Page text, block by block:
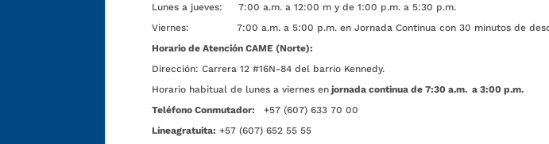
Lunes a jueves: 7:00 a.m. a 12:00 m y de 1:00 p.m. a 5:30 p.m.
Viernes: 7:00 a.m. a 5:00 p.m. en Jornada Continua con 30 minutos de
Horario de Atención CAME (Norte):
Dirección: Carrera 12 #16N-84 del barrio Kennedy.
Horario habitual de lunes a viernes en jornada continua de 7:30 a.m. a 3:00 p.m.
Teléfono Conmutador:
+57 (607) 633 70 00
Líneagratuita: +57 (607) 652 55 55